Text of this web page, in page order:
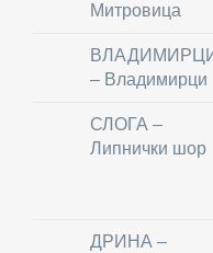
Митровица
– Владимирци
СЛОГА –
Липнички шор
ДРИНА –